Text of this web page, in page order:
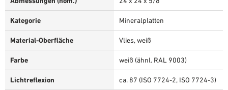
Kategorie Mineralplatten
Material-Oberfläche Vlies, weiß
Farbe weiß (ähnl. RAL 9003)
Lichtreflexion ca. 87 (ISO 7724-2, ISO 7724-3)